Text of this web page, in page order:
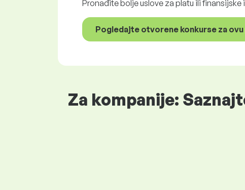
Pronađite bolje uslove za platu ili
Pogledajte otvorene konkurse za
Za kompanije: